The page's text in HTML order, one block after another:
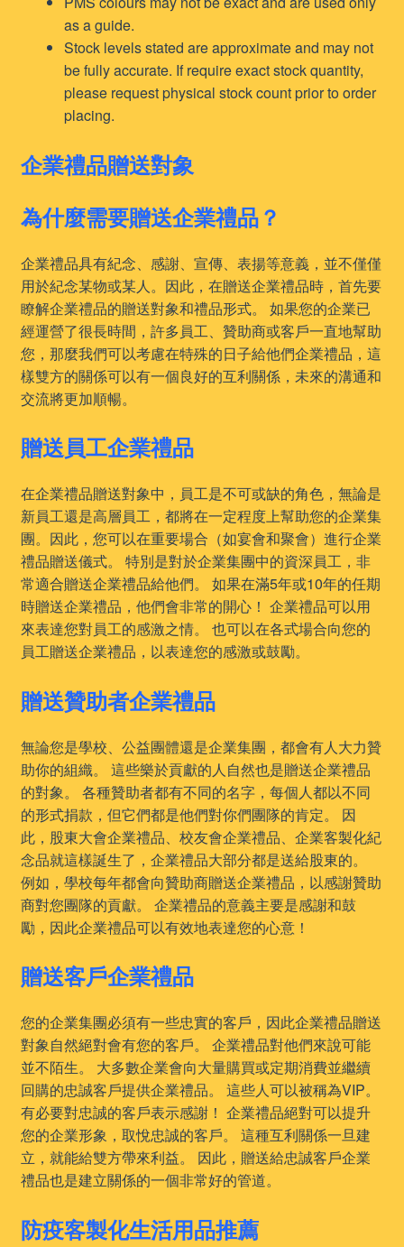
as a guide.
Stock levels stated are approximate and may not
be fully accurate. If require exact stock quantity,
please request physical stock count prior to order
placing.
企業禮品贈送對象
為什麼需要贈送企業禮品？
企業禮品具有紀念、感謝、宣傳、表揚等意義，並不僅僅
用於紀念某物或某人。因此，在贈送企業禮品時，首先要
瞭解企業禮品的贈送對象和禮品形式。 如果您的企業已
經運營了很長時間，許多員工、贊助商或客戶一直地幫助
您，那麼我們可以考慮在特殊的日子給他們企業禮品，這
樣雙方的關係可以有一個良好的互利關係，未來的溝通和
交流將更加順暢。
贈送員工企業禮品
在企業禮品贈送對象中，員工是不可或缺的角色，無論是
新員工還是高層員工，都將在一定程度上幫助您的企業集
團。因此，您可以在重要場合（如宴會和聚會）進行企業
禮品贈送儀式。 特別是對於企業集團中的資深員工，非
常適合贈送企業禮品給他們。 如果在滿5年或10年的任期
時贈送企業禮品，他們會非常的開心！ 企業禮品可以用
來表達您對員工的感激之情。 也可以在各式場合向您的
員工贈送企業禮品，以表達您的感激或鼓勵。
贈送贊助者企業禮品
無論您是學校、公益團體還是企業集團，都會有人大力贊
助你的組織。 這些樂於貢獻的人自然也是贈送企業禮品
的對象。 各種贊助者都有不同的名字，每個人都以不同
的形式捐款，但它們都是他們對你們團隊的肯定。 因
此，股東大會企業禮品、校友會企業禮品、企業客製化紀
念品就這樣誕生了，企業禮品大部分都是送給股東的。
例如，學校每年都會向贊助商贈送企業禮品，以感謝贊助
商對您團隊的貢獻。 企業禮品的意義主要是感謝和鼓
勵，因此企業禮品可以有效地表達您的心意！
贈送客戶企業禮品
您的企業集團必須有一些忠實的客戶，因此企業禮品贈送
對象自然絕對會有您的客戶。 企業禮品對他們來說可能
並不陌生。 大多數企業會向大量購買或定期消費並繼續
回購的忠誠客戶提供企業禮品。 這些人可以被稱為VIP。
有必要對忠誠的客戶表示感謝！ 企業禮品絕對可以提升
您的企業形象，取悅忠誠的客戶。 這種互利關係一旦建
立，就能給雙方帶來利益。 因此，贈送給忠誠客戶企業
禮品也是建立關係的一個非常好的管道。
防疫客製化生活用品推薦